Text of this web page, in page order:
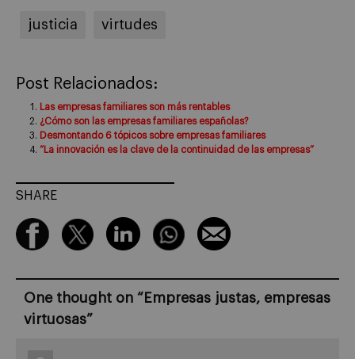
justicia virtudes
Post Relacionados:
Las empresas familiares son más rentables
¿Cómo son las empresas familiares españolas?
Desmontando 6 tópicos sobre empresas familiares
“La innovación es la clave de la continuidad de las empresas”
SHARE
One thought on “ Empresas justas, empresas
virtuosas”